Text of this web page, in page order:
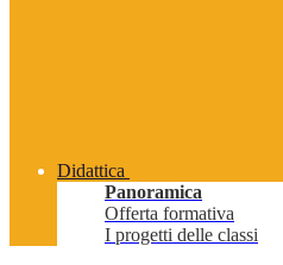
Didattica
Panoramica
Offerta formativa
I progetti delle classi